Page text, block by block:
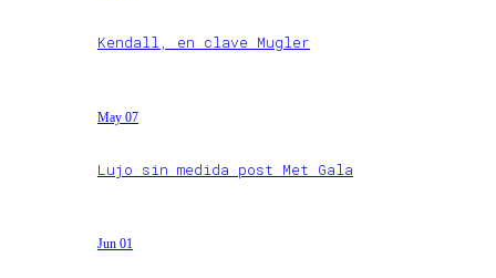
Kendall, en clave Mugler
May 07
Lujo sin medida post Met Gala
Jun 01